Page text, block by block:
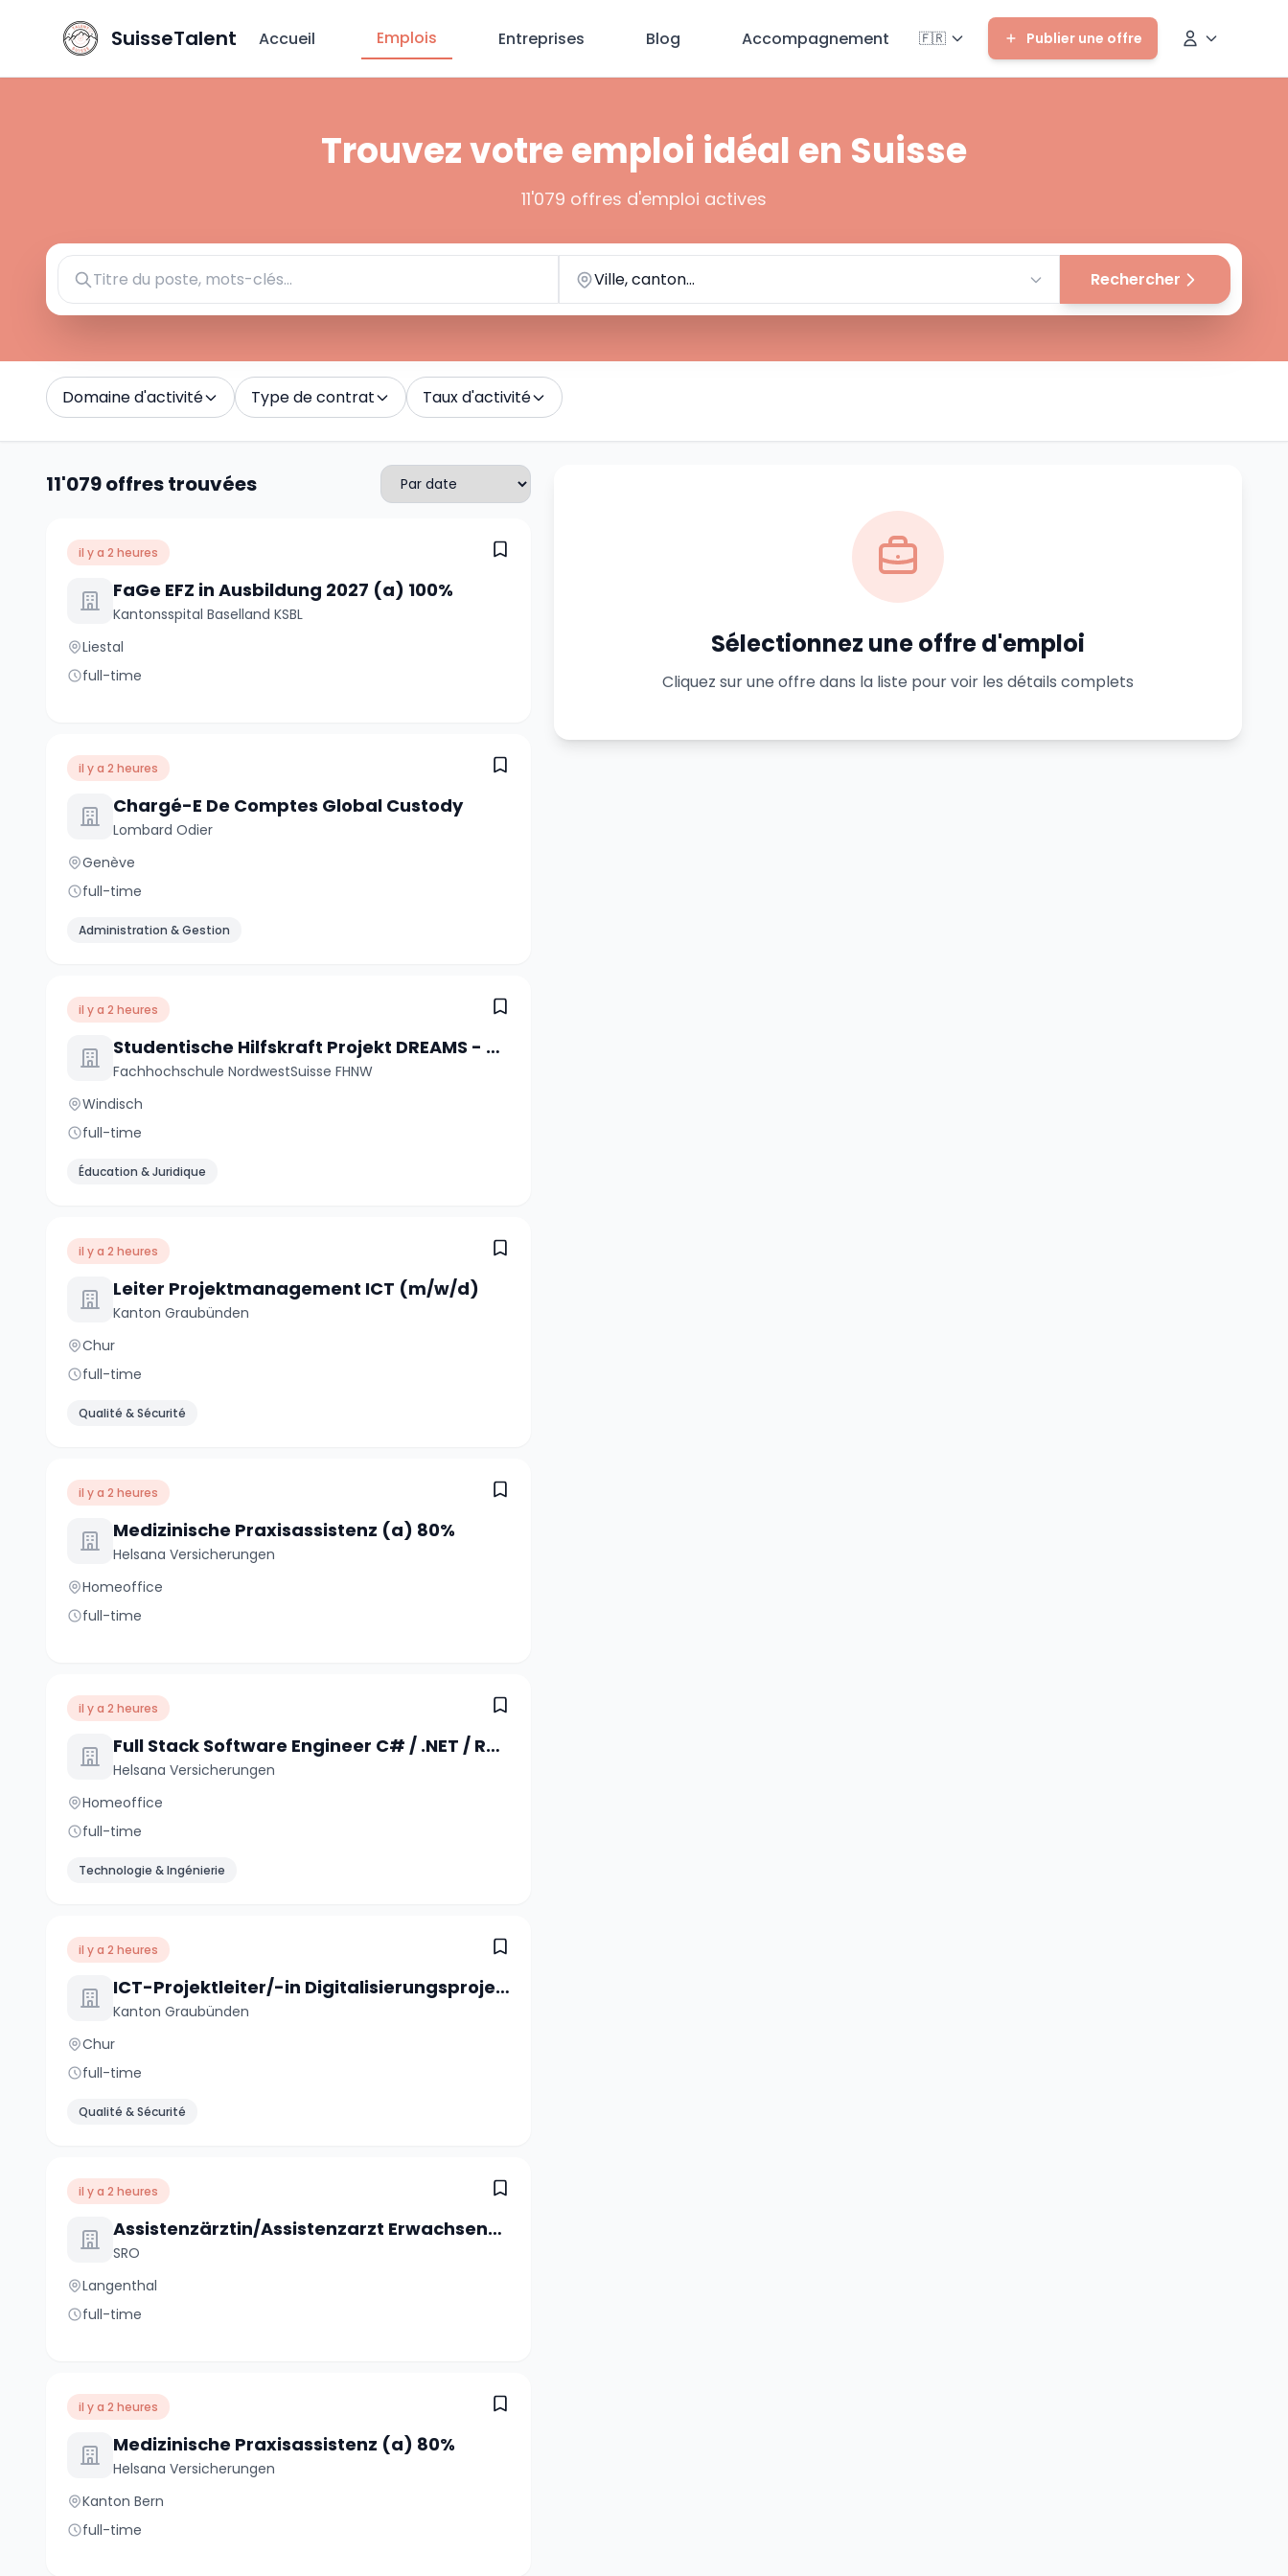
SuisseTalent Accueil Emplois Entreprises Blog Accompagnement 🇫🇷 Publier une offre
Trouvez votre emploi idéal en Suisse
11'079 offres d'emploi actives
Ville, canton... Rechercher
Domaine d'activité Type de contrat Taux d'activité
11'079 offres trouvées
il y a 2 heures
FaGe EFZ in Ausbildung 2027 (a) 100%
Kantonsspital Baselland KSBL
Liestal
full-time
il y a 2 heures
Chargé-E De Comptes Global Custody
Lombard Odier
Genève
full-time
Administration & Gestion
il y a 2 heures
Studentische Hilfskraft Projekt DREAMS - Digitale Professionsentwicklung und Bildungsinnovation (20-40 %)
Fachhochschule NordwestSuisse FHNW
Windisch
full-time
Éducation & Juridique
il y a 2 heures
Leiter Projektmanagement ICT (m/w/d)
Kanton Graubünden
Chur
full-time
Qualité & Sécurité
il y a 2 heures
Medizinische Praxisassistenz (a) 80%
Helsana Versicherungen
Homeoffice
full-time
il y a 2 heures
Full Stack Software Engineer C# / .NET / React (a) 80-100%
Helsana Versicherungen
Homeoffice
full-time
Technologie & Ingénierie
il y a 2 heures
ICT-Projektleiter/-in Digitalisierungsprojekte 60-100 %
Kanton Graubünden
Chur
full-time
Qualité & Sécurité
il y a 2 heures
Assistenzärztin/Assistenzarzt Erwachsenenpsychiatrie Ambulatorium 80 - 100 %
SRO
Langenthal
full-time
il y a 2 heures
Medizinische Praxisassistenz (a) 80%
Helsana Versicherungen
Kanton Bern
full-time
Sélectionnez une offre d'emploi
Cliquez sur une offre dans la liste pour voir les détails complets